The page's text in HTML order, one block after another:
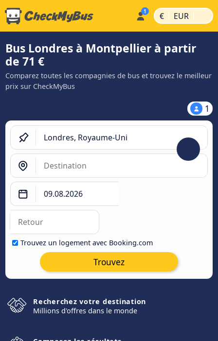
€ | EUR |
Bus Londres à Montpellier à partir
de 71 €
Comparez toutes les compagnies de bus et trouvez le meilleur
prix sur CheckMyBus
1
Trouvez un logement avec Booking.com
Trouvez
Recherchez votre destination
Millions d'offres dans le monde